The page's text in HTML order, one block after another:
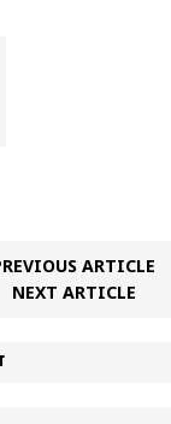
ARTICLE
NEXT ARTICLE